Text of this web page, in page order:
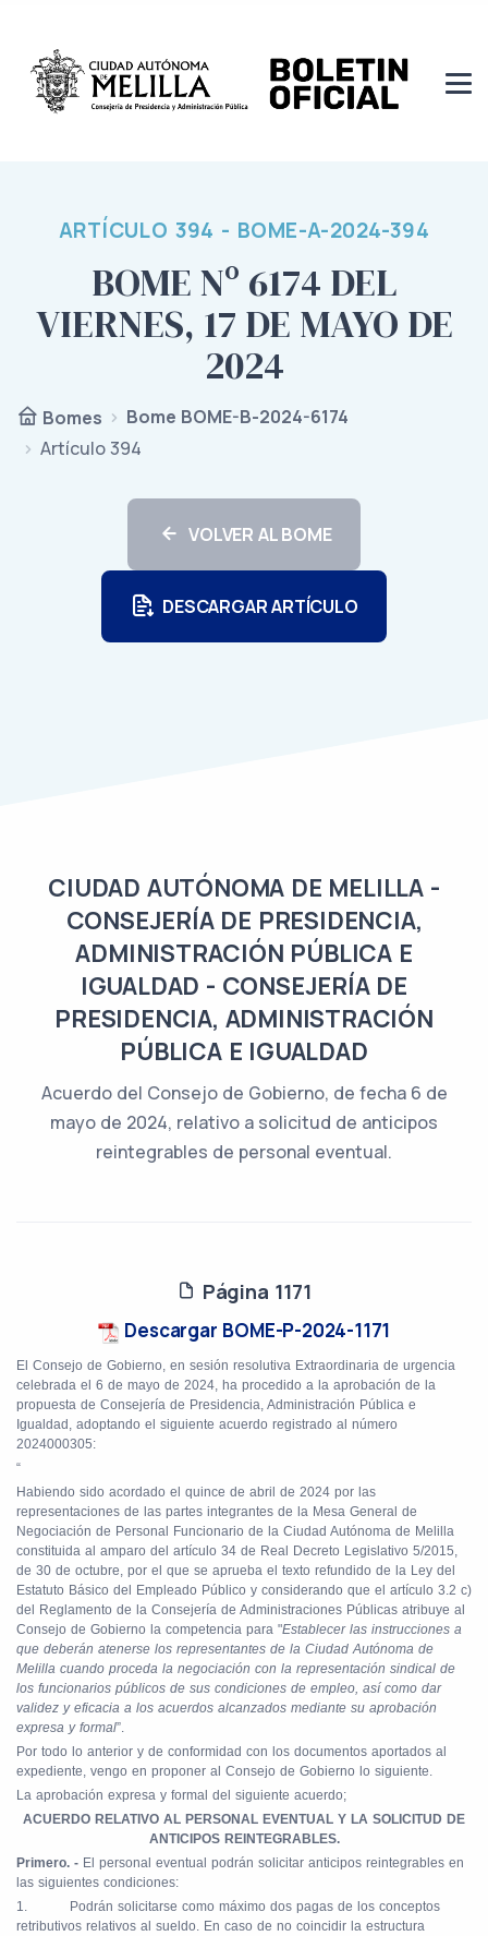
ARTÍCULO 394 - BOME-A-2024-394
BOME Nº 6174 DEL
VIERNES, 17 DE MAYO DE
2024
Bomes
Bome BOME-B-2024-6174
Artículo 394
VOLVER AL BOME
DESCARGAR ARTÍCULO
CIUDAD AUTÓNOMA DE MELILLA -
CONSEJERÍA DE PRESIDENCIA,
ADMINISTRACIÓN PÚBLICA E
IGUALDAD - CONSEJERÍA DE
PRESIDENCIA, ADMINISTRACIÓN
PÚBLICA E IGUALDAD
Acuerdo del Consejo de Gobierno, de fecha 6 de
mayo de 2024, relativo a solicitud de anticipos
reintegrables de personal eventual.
Página 1171
Descargar BOME-P-2024-1171
El Consejo de Gobierno, en sesión resolutiva Extraordinaria de urgencia
celebrada el 6 de mayo de 2024, ha procedido a la aprobación de la
propuesta de Consejería de Presidencia, Administración Pública e
Igualdad, adoptando el siguiente acuerdo registrado al número
2024000305:
“
Habiendo sido acordado el quince de abril de 2024 por las
representaciones de las partes integrantes de la Mesa General de
Negociación de Personal Funcionario de la Ciudad Autónoma de Melilla
constituida al amparo del artículo 34 de Real Decreto Legislativo 5/2015,
de 30 de octubre, por el que se aprueba el texto refundido de la Ley del
Estatuto Básico del Empleado Público y considerando que el artículo 3.2 c)
del Reglamento de la Consejería de Administraciones Públicas atribuye al
Consejo de Gobierno la competencia para "Establecer las instrucciones a
que deberán atenerse los representantes de la Ciudad Autónoma de
Melilla cuando proceda la negociación con la representación sindical de
los funcionarios públicos de sus condiciones de empleo, así como dar
validez y eficacia a los acuerdos alcanzados mediante su aprobación
expresa y formal”.
Por todo lo anterior y de conformidad con los documentos aportados al
expediente, vengo en proponer al Consejo de Gobierno lo siguiente.
La aprobación expresa y formal del siguiente acuerdo;
ACUERDO RELATIVO AL PERSONAL EVENTUAL Y LA SOLICITUD DE
ANTICIPOS REINTEGRABLES.
Primero. - El personal eventual podrán solicitar anticipos reintegrables en
las siguientes condiciones:
1.
Podrán solicitarse como máximo dos pagas de los conceptos
retributivos relativos al sueldo. En caso de no coincidir la estructura